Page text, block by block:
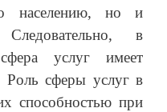
населению, но и
в
услуг имеет
Роль сферы услуг в
способностью при